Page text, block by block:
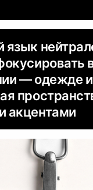
язык
— одежде
акцентами